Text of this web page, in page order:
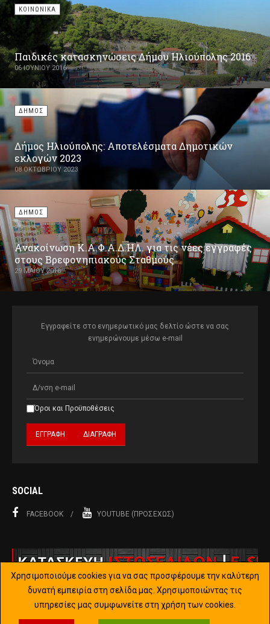
ΚΟΙΝΩΝΙΚΑ
Παιδικές κατασκηνώσεις Δήμου Ηλιούπολης 2016
06 ΙΟΥΝΊΟΥ 2016
ΔΗΜΟΣ
Δήμος Ηλιούπολης: Αποτελέσματα Δημοτικών
εκλογών 2023
08 ΟΚΤΩΒΡΊΟΥ 2023
ΔΗΜΟΣ
Ανακοίνωση Κ.Α.Φ.Α.Δ.ΗΛ. για τις νέες εγγραφές
στους Βρεφονηπιακούς Σταθμούς
29 ΜΑΪ́ΟΥ 2016
Εγγραφείτε στο ενημερωτικό μας δελτίο ώστε να σας
ενημερώνουμε μέσω e-mail
Όροι και Προϋποθέσεις
SOCIAL
FACEBOOK YOUTUBE (ΠΡΟΣΕΧΏΣ)
Copyright © 2015-2019 Joomla!. All Rights Reserved. Designed by
Χρησιμοποιούμε cookies για να σας προσφέρουμε την καλύτερη
δυνατή εμπειρία στη σελίδα μας. Χρησιμοποιώντας τις
υπηρεσίες μας συμφωνείτε στη χρήση των cookies.